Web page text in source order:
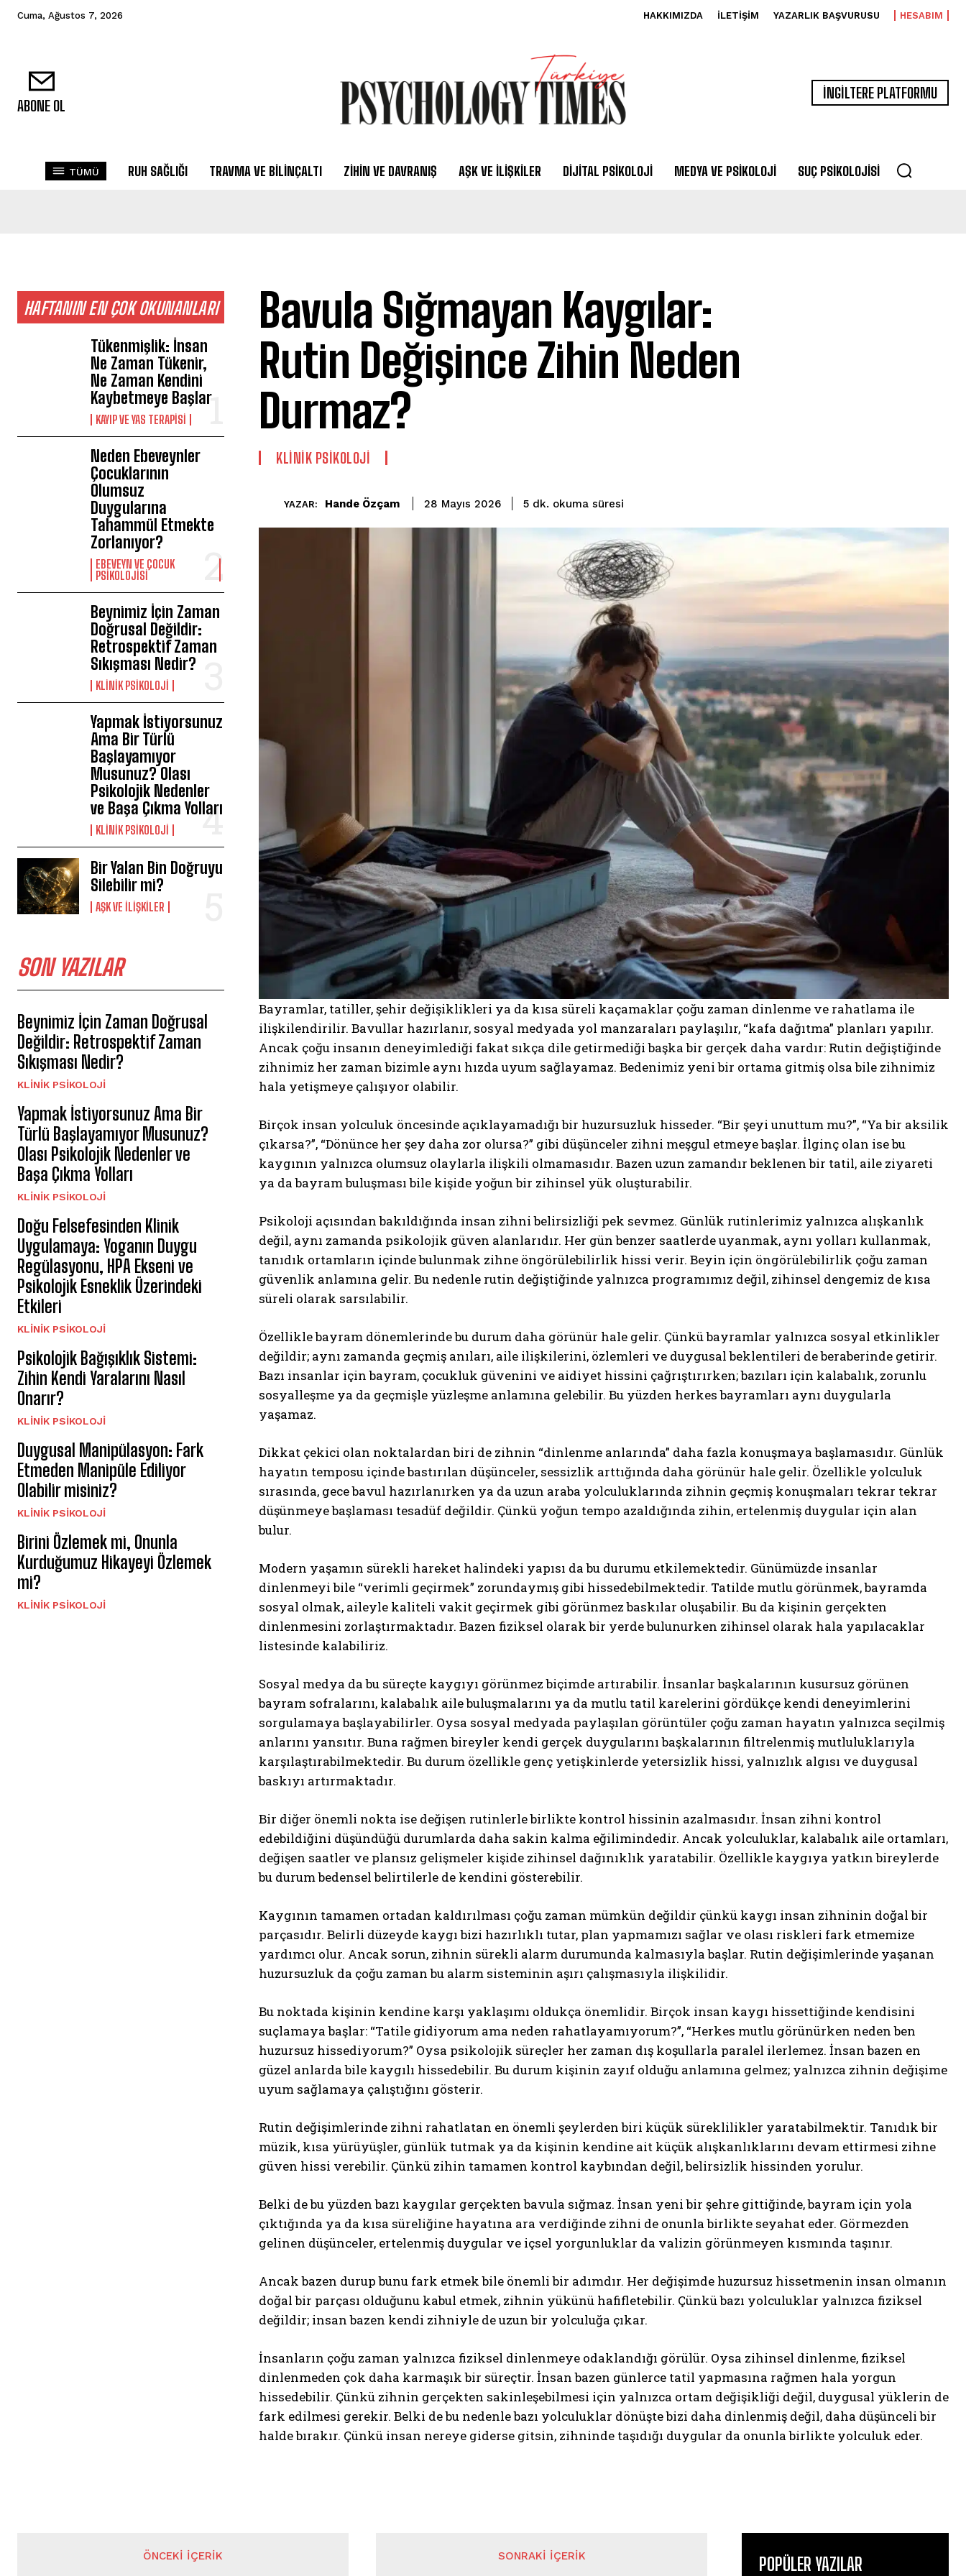
Gizlilik politikasınıokudum, onaylıyorum.
Cuma, Ağustos 7, 2026 HAKKIMIZDA İLETIŞIM YAZARLIK BAŞVURUSU HESABIM
ABONE OL
İNGİLTERE PLATFORMU
TÜMÜ RUH SAĞLIĞI TRAVMA VE BILINÇALTI ZIHIN VE DAVRANIŞ AŞK VE İLIŞKILER DIJITAL PSIKOLOJI MEDYA VE PSIKOLOJI SUÇ PSIKOLOJISI
HAFTANIN EN ÇOK OKUNANLARI
Tükenmişlik: İnsan
Ne Zaman Tükenir,
Ne Zaman Kendini
Kaybetmeye Başlar
KAYIP VE YAS TERAPISI
Neden Ebeveynler
Çocuklarının
Olumsuz
Duygularına
Tahammül Etmekte
Zorlanıyor?
EBEVEYN VE ÇOCUK
PSIKOLOJISI
Beynimiz İçin Zaman
Doğrusal Değildir:
Retrospektif Zaman
Sıkışması Nedir?
KLINIK PSIKOLOJI
Yapmak İstiyorsunuz
Ama Bir Türlü
Başlayamıyor
Musunuz? Olası
Psikolojik Nedenler
ve Başa Çıkma Yolları
KLINIK PSIKOLOJI
Bir Yalan Bin Doğruyu
Silebilir mi?
AŞK VE İLIŞKILER
SON YAZILAR
Beynimiz İçin Zaman Doğrusal
Değildir: Retrospektif Zaman
Sıkışması Nedir?
KLINIK PSIKOLOJI
Yapmak İstiyorsunuz Ama Bir
Türlü Başlayamıyor Musunuz?
Olası Psikolojik Nedenler ve
Başa Çıkma Yolları
KLINIK PSIKOLOJI
Doğu Felsefesinden Klinik
Uygulamaya: Yoganın Duygu
Regülasyonu, HPA Ekseni ve
Psikolojik Esneklik Üzerindeki
Etkileri
KLINIK PSIKOLOJI
Psikolojik Bağışıklık Sistemi:
Zihin Kendi Yaralarını Nasıl
Onarır?
KLINIK PSIKOLOJI
Duygusal Manipülasyon: Fark
Etmeden Manipüle Ediliyor
Olabilir misiniz?
KLINIK PSIKOLOJI
Birini Özlemek mi, Onunla
Kurduğumuz Hikayeyi Özlemek
mi?
KLINIK PSIKOLOJI
Bavula Sığmayan Kaygılar:
Rutin Değişince Zihin Neden
Durmaz?
KLINIK PSIKOLOJI
YAZAR: Hande Özçam 28 Mayıs 2026 5 dk. okuma süresi
Bayramlar, tatiller, şehir değişiklikleri ya da kısa süreli kaçamaklar çoğu zaman dinlenme ve rahatlama ile
ilişkilendirilir. Bavullar hazırlanır, sosyal medyada yol manzaraları paylaşılır, “kafa dağıtma” planları yapılır.
Ancak çoğu insanın deneyimlediği fakat sıkça dile getirmediği başka bir gerçek daha vardır: Rutin değiştiğinde
zihnimiz her zaman bizimle aynı hızda uyum sağlayamaz. Bedenimiz yeni bir ortama gitmiş olsa bile zihnimiz
hala yetişmeye çalışıyor olabilir.
Birçok insan yolculuk öncesinde açıklayamadığı bir huzursuzluk hisseder. “Bir şeyi unuttum mu?”, “Ya bir aksilik
çıkarsa?”, “Dönünce her şey daha zor olursa?” gibi düşünceler zihni meşgul etmeye başlar. İlginç olan ise bu
kaygının yalnızca olumsuz olaylarla ilişkili olmamasıdır. Bazen uzun zamandır beklenen bir tatil, aile ziyareti
ya da bayram buluşması bile kişide yoğun bir zihinsel yük oluşturabilir.
Psikoloji açısından bakıldığında insan zihni belirsizliği pek sevmez. Günlük rutinlerimiz yalnızca alışkanlık
değil, aynı zamanda psikolojik güven alanlarıdır. Her gün benzer saatlerde uyanmak, aynı yolları kullanmak,
tanıdık ortamların içinde bulunmak zihne öngörülebilirlik hissi verir. Beyin için öngörülebilirlik çoğu zaman
güvenlik anlamına gelir. Bu nedenle rutin değiştiğinde yalnızca programımız değil, zihinsel dengemiz de kısa
süreli olarak sarsılabilir.
Özellikle bayram dönemlerinde bu durum daha görünür hale gelir. Çünkü bayramlar yalnızca sosyal etkinlikler
değildir; aynı zamanda geçmiş anıları, aile ilişkilerini, özlemleri ve duygusal beklentileri de beraberinde getirir.
Bazı insanlar için bayram, çocukluk güvenini ve aidiyet hissini çağrıştırırken; bazıları için kalabalık, zorunlu
sosyalleşme ya da geçmişle yüzleşme anlamına gelebilir. Bu yüzden herkes bayramları aynı duygularla
yaşamaz.
Dikkat çekici olan noktalardan biri de zihnin “dinlenme anlarında” daha fazla konuşmaya başlamasıdır. Günlük
hayatın temposu içinde bastırılan düşünceler, sessizlik arttığında daha görünür hale gelir. Özellikle yolculuk
sırasında, gece bavul hazırlanırken ya da uzun araba yolculuklarında zihnin geçmiş konuşmaları tekrar tekrar
düşünmeye başlaması tesadüf değildir. Çünkü yoğun tempo azaldığında zihin, ertelenmiş duygular için alan
bulur.
Modern yaşamın sürekli hareket halindeki yapısı da bu durumu etkilemektedir. Günümüzde insanlar
dinlenmeyi bile “verimli geçirmek” zorundaymış gibi hissedebilmektedir. Tatilde mutlu görünmek, bayramda
sosyal olmak, aileyle kaliteli vakit geçirmek gibi görünmez baskılar oluşabilir. Bu da kişinin gerçekten
dinlenmesini zorlaştırmaktadır. Bazen fiziksel olarak bir yerde bulunurken zihinsel olarak hala yapılacaklar
listesinde kalabiliriz.
Sosyal medya da bu süreçte kaygıyı görünmez biçimde artırabilir. İnsanlar başkalarının kusursuz görünen
bayram sofralarını, kalabalık aile buluşmalarını ya da mutlu tatil karelerini gördükçe kendi deneyimlerini
sorgulamaya başlayabilirler. Oysa sosyal medyada paylaşılan görüntüler çoğu zaman hayatın yalnızca seçilmiş
anlarını yansıtır. Buna rağmen bireyler kendi gerçek duygularını başkalarının filtrelenmiş mutluluklarıyla
karşılaştırabilmektedir. Bu durum özellikle genç yetişkinlerde yetersizlik hissi, yalnızlık algısı ve duygusal
baskıyı artırmaktadır.
Bir diğer önemli nokta ise değişen rutinlerle birlikte kontrol hissinin azalmasıdır. İnsan zihni kontrol
edebildiğini düşündüğü durumlarda daha sakin kalma eğilimindedir. Ancak yolculuklar, kalabalık aile ortamları,
değişen saatler ve plansız gelişmeler kişide zihinsel dağınıklık yaratabilir. Özellikle kaygıya yatkın bireylerde
bu durum bedensel belirtilerle de kendini gösterebilir.
Kaygının tamamen ortadan kaldırılması çoğu zaman mümkün değildir çünkü kaygı insan zihninin doğal bir
parçasıdır. Belirli düzeyde kaygı bizi hazırlıklı tutar, plan yapmamızı sağlar ve olası riskleri fark etmemize
yardımcı olur. Ancak sorun, zihnin sürekli alarm durumunda kalmasıyla başlar. Rutin değişimlerinde yaşanan
huzursuzluk da çoğu zaman bu alarm sisteminin aşırı çalışmasıyla ilişkilidir.
Bu noktada kişinin kendine karşı yaklaşımı oldukça önemlidir. Birçok insan kaygı hissettiğinde kendisini
suçlamaya başlar: “Tatile gidiyorum ama neden rahatlayamıyorum?”, “Herkes mutlu görünürken neden ben
huzursuz hissediyorum?” Oysa psikolojik süreçler her zaman dış koşullarla paralel ilerlemez. İnsan bazen en
güzel anlarda bile kaygılı hissedebilir. Bu durum kişinin zayıf olduğu anlamına gelmez; yalnızca zihnin değişime
uyum sağlamaya çalıştığını gösterir.
Rutin değişimlerinde zihni rahatlatan en önemli şeylerden biri küçük süreklilikler yaratabilmektir. Tanıdık bir
müzik, kısa yürüyüşler, günlük tutmak ya da kişinin kendine ait küçük alışkanlıklarını devam ettirmesi zihne
güven hissi verebilir. Çünkü zihin tamamen kontrol kaybından değil, belirsizlik hissinden yorulur.
Belki de bu yüzden bazı kaygılar gerçekten bavula sığmaz. İnsan yeni bir şehre gittiğinde, bayram için yola
çıktığında ya da kısa süreliğine hayatına ara verdiğinde zihni de onunla birlikte seyahat eder. Görmezden
gelinen düşünceler, ertelenmiş duygular ve içsel yorgunluklar da valizin görünmeyen kısmında taşınır.
Ancak bazen durup bunu fark etmek bile önemli bir adımdır. Her değişimde huzursuz hissetmenin insan olmanın
doğal bir parçası olduğunu kabul etmek, zihnin yükünü hafifletebilir. Çünkü bazı yolculuklar yalnızca fiziksel
değildir; insan bazen kendi zihniyle de uzun bir yolculuğa çıkar.
İnsanların çoğu zaman yalnızca fiziksel dinlenmeye odaklandığı görülür. Oysa zihinsel dinlenme, fiziksel
dinlenmeden çok daha karmaşık bir süreçtir. İnsan bazen günlerce tatil yapmasına rağmen hala yorgun
hissedebilir. Çünkü zihnin gerçekten sakinleşebilmesi için yalnızca ortam değişikliği değil, duygusal yüklerin de
fark edilmesi gerekir. Belki de bu nedenle bazı yolculuklar dönüşte bizi daha dinlenmiş değil, daha düşünceli bir
halde bırakır. Çünkü insan nereye giderse gitsin, zihninde taşıdığı duygular da onunla birlikte yolculuk eder.
ÖNCEKI İÇERIK SONRAKI İÇERIK POPÜLER YAZILAR